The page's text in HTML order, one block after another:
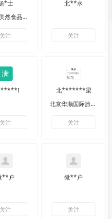
*士
深圳市美然食品进出口有限公司
关注
北**水
关注
关注
北*******梁
北京华顺国际旅行社有限公司
关注
**户
关注
微**户
关注